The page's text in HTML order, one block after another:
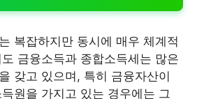
복잡하지만 동시에 매우 체계적
금융소득과 종합소득세는 많은
갖고 있으며, 특히 금융자산이
원을 가지고 있는 경우에는 그